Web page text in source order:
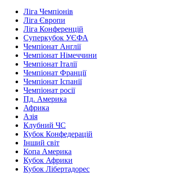
Ліга Чемпіонів
Ліга Європи
Ліга Конференцій
Суперкубок УЄФА
Чемпіонат Англії
Чемпіонат Німеччини
Чемпіонат Італії
Чемпіонат Франції
Чемпіонат Іспанії
Чемпіонат росії
Пд. Америка
Африка
Азія
Клубний ЧС
Кубок Конфедерацій
Інший світ
Копа Америка
Кубок Африки
Кубок Лібертадорес